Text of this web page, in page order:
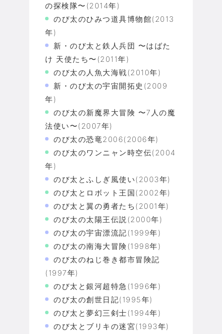
の探検隊〜(2014年)
のび太のひみつ道具博物館(2013
年)
新・のび太と鉄人兵団 〜はばた
け 天使たち〜(2011年)
のび太の人魚大海戦(2010年)
新・のび太の宇宙開拓史(2009
年)
のび太の新魔界大冒険 〜7人の魔
法使い〜(2007年)
のび太の恐竜2006(2006年)
のび太のワンニャン時空伝(2004
年)
のび太とふしぎ風使い(2003年)
のび太とロボット王国(2002年)
のび太と翼の勇者たち(2001年)
のび太の太陽王伝説(2000年)
のび太の宇宙漂流記(1999年)
のび太の南海大冒険(1998年)
のび太のねじ巻き都市冒険記
(1997年)
のび太と銀河超特急(1996年)
のび太の創世日記(1995年)
のび太と夢幻三剣士(1994年)
のび太とブリキの迷宮(1993年)